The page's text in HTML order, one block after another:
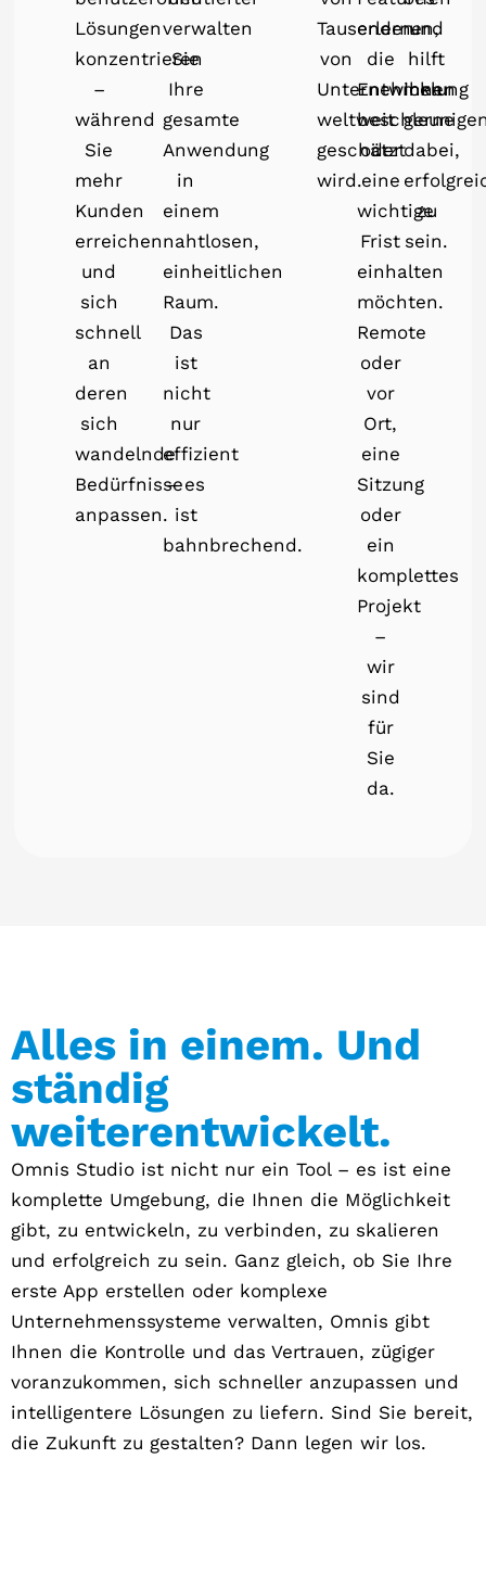
Lösungen
konzentrieren
–
während
Sie
mehr
Kunden
erreichen
und
sich
schnell
an
deren
sich
wandelnde
Bedürfnisse
anpassen.
verwalten
Sie
Ihre
gesamte
Anwendung
in
einem
nahtlosen,
einheitlichen
Raum.
Das
ist
nicht
nur
effizient
– es
ist
bahnbrechend.
Tausenden
von
Unternehmen
weltweit
geschätzt
wird.
erlernen,
die
Entwicklung
oder
eine
wichtige
Frist
einhalten
möchten.
Remote
oder
vor
Ort,
eine
Sitzung
oder
ein
komplettes
Projekt
–
wir
sind
für
Sie
da.
und
hilft
Ihnen
gerne
dabei,
zu
sein.
Alles in einem. Und
ständig
weiterentwickelt.
Omnis Studio ist nicht nur ein Tool – es ist eine
komplette Umgebung, die Ihnen die Möglichkeit
gibt, zu entwickeln, zu verbinden, zu skalieren
und erfolgreich zu sein. Ganz gleich, ob Sie Ihre
erste App erstellen oder komplexe
Unternehmenssysteme verwalten, Omnis gibt
Ihnen die Kontrolle und das Vertrauen, zügiger
voranzukommen, sich schneller anzupassen und
intelligentere Lösungen zu liefern. Sind Sie bereit,
die Zukunft zu gestalten? Dann legen wir los.